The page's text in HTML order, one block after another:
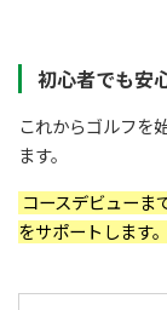
初心者でも安
これからゴルフを
ます。
コースデビューま
をサポートします。